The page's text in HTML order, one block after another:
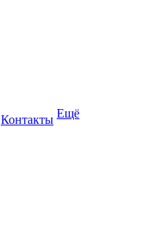
Контакты Ещё